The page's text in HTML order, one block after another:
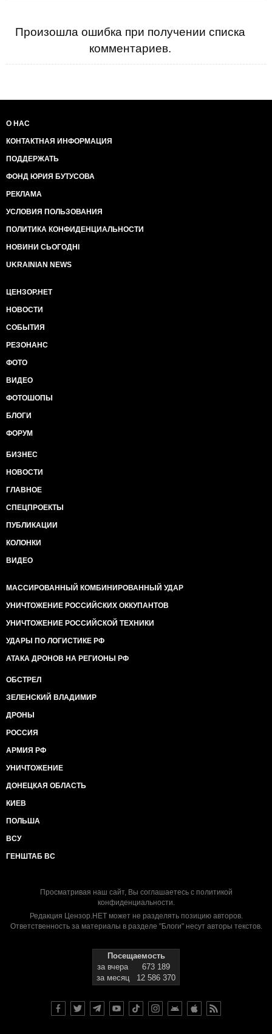
Произошла ошибка при получении списка
комментариев.
О НАС
КОНТАКТНАЯ ИНФОРМАЦИЯ
ПОДДЕРЖАТЬ
ФОНД ЮРИЯ БУТУСОВА
РЕКЛАМА
УСЛОВИЯ ПОЛЬЗОВАНИЯ
ПОЛИТИКА КОНФИДЕНЦИАЛЬНОСТИ
НОВИНИ СЬОГОДНІ
UKRAINIAN NEWS
ЦЕНЗОР.НЕТ
НОВОСТИ
СОБЫТИЯ
РЕЗОНАНС
ФОТО
ВИДЕО
ФОТОШОПЫ
БЛОГИ
ФОРУМ
БИЗНЕС
НОВОСТИ
ГЛАВНОЕ
СПЕЦПРОЕКТЫ
ПУБЛИКАЦИИ
КОЛОНКИ
ВИДЕО
МАССИРОВАННЫЙ КОМБИНИРОВАННЫЙ УДАР
УНИЧТОЖЕНИЕ РОССИЙСКИХ ОККУПАНТОВ
УНИЧТОЖЕНИЕ РОССИЙСКОЙ ТЕХНИКИ
УДАРЫ ПО ЛОГИСТИКЕ РФ
АТАКА ДРОНОВ НА РЕГИОНЫ РФ
ОБСТРЕЛ
ЗЕЛЕНСКИЙ ВЛАДИМИР
ДРОНЫ
РОССИЯ
АРМИЯ РФ
УНИЧТОЖЕНИЕ
ДОНЕЦКАЯ ОБЛАСТЬ
КИЕВ
ПОЛЬША
ВСУ
ГЕНШТАБ ВС
Просматривая наш сайт, Вы соглашаетесь с политикой
конфиденциальности.
Редакция Цензор.НЕТ может не разделять позицию авторов.
Ответственность за материалы в разделе "Блоги" несут авторы текстов.
Посещаемость
за вчера
673 189
за месяц
12 586 370